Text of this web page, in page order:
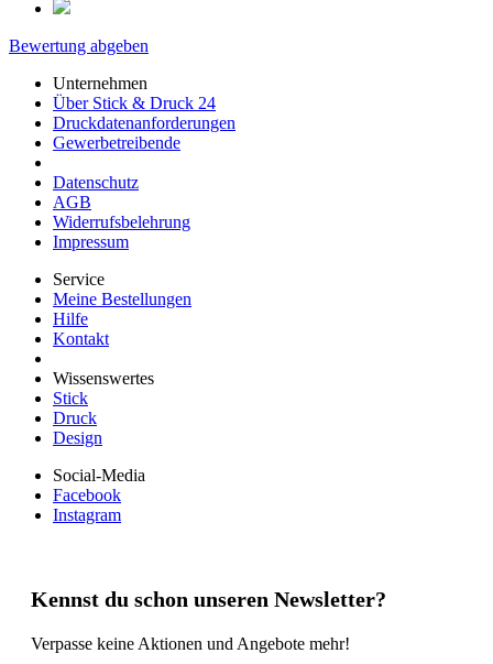
Bewertung abgeben
Unternehmen
Über Stick & Druck 24
Druckdatenanforderungen
Gewerbetreibende
Datenschutz
AGB
Widerrufsbelehrung
Impressum
Service
Meine Bestellungen
Hilfe
Kontakt
Wissenswertes
Stick
Druck
Design
Social-Media
Facebook
Instagram
Kennst du schon unseren Newsletter?
Verpasse keine Aktionen und Angebote mehr!